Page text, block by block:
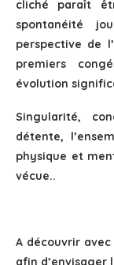
cliché paraît
spontanéité
perspective de
premiers
évolution
Singularité,
détente,
physique et
vécue..
A découvrir avec
afin